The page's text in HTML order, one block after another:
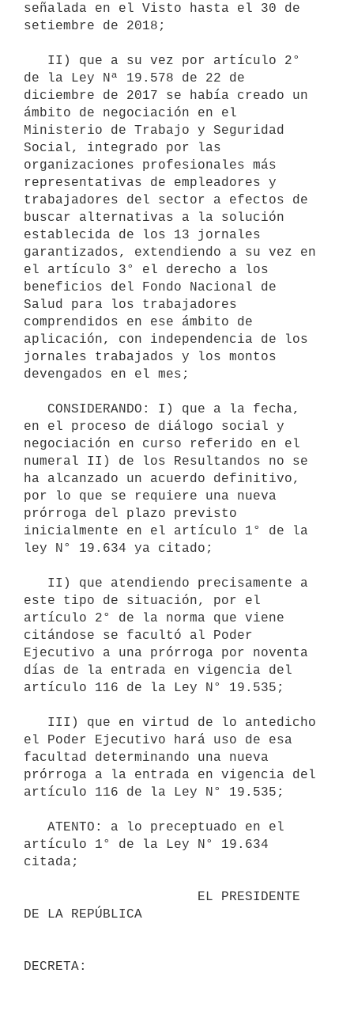
señalada en el Visto hasta el 30 de
setiembre de 2018;
de la Ley Nª 19.578 de 22 de
diciembre de 2017 se había creado un
ámbito de negociación en el
Ministerio de Trabajo y Seguridad
Social, integrado por las
organizaciones profesionales más
representativas de empleadores y
trabajadores del sector a efectos de
buscar alternativas a la solución
establecida de los 13 jornales
garantizados, extendiendo a su vez en
el artículo 3° el derecho a los
beneficios del Fondo Nacional de
Salud para los trabajadores
comprendidos en ese ámbito de
aplicación, con independencia de los
jornales trabajados y los montos
devengados en el mes;
en el proceso de diálogo social y
negociación en curso referido en el
numeral II) de los Resultandos no se
ha alcanzado un acuerdo definitivo,
por lo que se requiere una nueva
prórroga del plazo previsto
inicialmente en el artículo 1° de la
ley N° 19.634 ya citado;
este tipo de situación, por el
artículo 2° de la norma que viene
citándose se facultó al Poder
Ejecutivo a una prórroga por noventa
días de la entrada en vigencia del
artículo 116 de la Ley N° 19.535;
el Poder Ejecutivo hará uso de esa
facultad determinando una nueva
prórroga a la entrada en vigencia del
artículo 116 de la Ley N° 19.535;
artículo 1° de la Ley N° 19.634
citada;
DE LA REPÚBLICA